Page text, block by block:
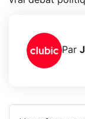
Par